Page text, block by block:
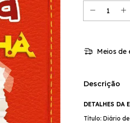
Meios de
Descrição
DETALHES DA
Título: Diário